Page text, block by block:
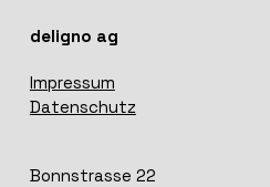
deligno ag
Impressum
Datenschutz
Bonnstrasse 22